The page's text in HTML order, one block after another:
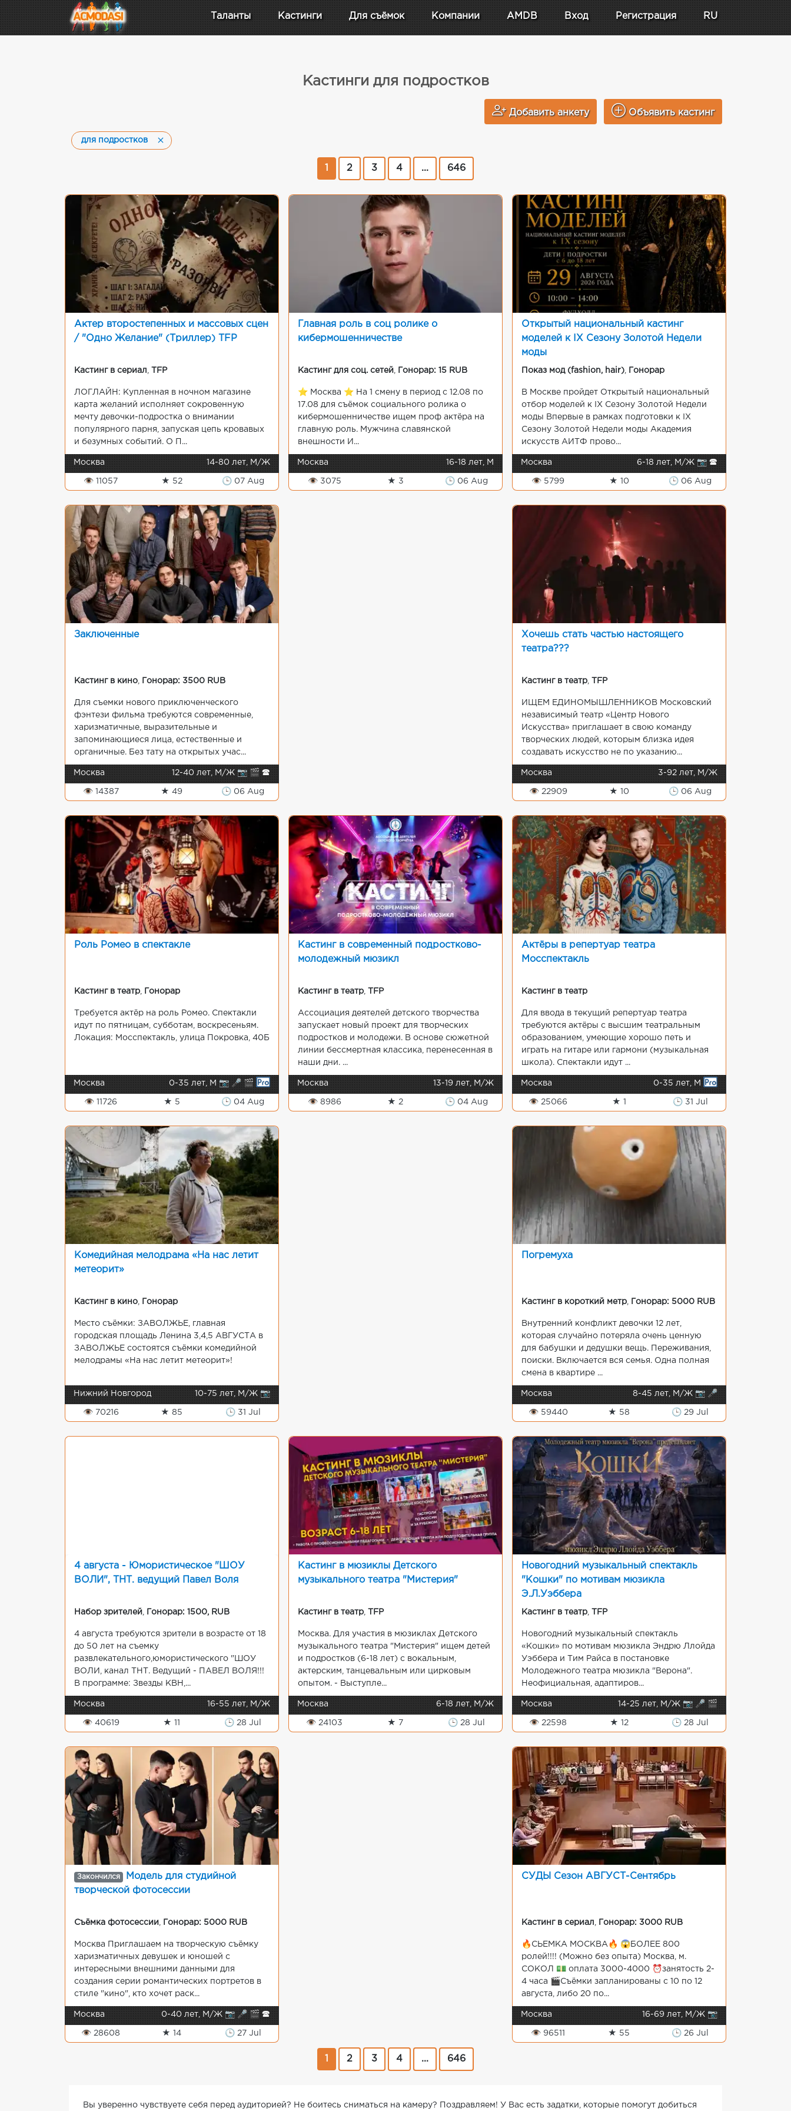
Таланты Кастинги Для съёмок Компании AMDB Вход Регистрация RU
Кастинги для подростков
Добавить анкету Объявить кастинг
для подростков
2 3 4 ... 646
Актер второстепенных и массовых сцен
/ "Одно Желание" (Триллер) TFP
Кастинг в сериал TFP
ЛОГЛАЙН: Купленная в ночном магазине
карта желаний исполняет сокровенную
мечту девочки-подростка о внимании
популярного парня, запуская цепь кровавых
и безумных событий. О П...
Москва 14-80 лет, М/Ж
👁 11057 ★ 52 🕒 07 Aug
Главная роль в соц ролике о
кибермошенничестве
Кастинг для соц. сетей Гонорар: 15 RUB
⭐️ Москва ⭐️ На 1 смену в период с 12.08 по
17.08 для съёмок социального ролика о
кибермошенничестве ищем проф актёра на
главную роль. Мужчина славянской
внешности И...
Москва 16-18 лет, М
👁 3075 ★ 3 🕒 06 Aug
Открытый национальный кастинг
моделей к IX Сезону Золотой Недели
моды
Показ мод (fashion, hair) Гонорар
В Москве пройдет Открытый национальный
отбор моделей к IX Сезону Золотой Недели
моды Впервые в рамках подготовки к IX
Сезону Золотой Недели моды Академия
искусств АИТФ прово...
Москва 6-18 лет, М/Ж 📷 🕿
👁 5799 ★ 10 🕒 06 Aug
Заключенные
Кастинг в кино Гонорар: 3500 RUB
Для съемки нового приключенческого
фэнтези фильма требуются современные,
харизматичные, выразительные и
запоминающиеся лица, естественные и
органичные. Без тату на открытых учас...
Москва 12-40 лет, М/Ж 📷 🎬 🕿
👁 14387 ★ 49 🕒 06 Aug
Хочешь стать частью настоящего
театра???
Кастинг в театр TFP
ИЩЕМ ЕДИНОМЫШЛЕННИКОВ Московский
независимый театр «Центр Нового
Искусства» приглашает в свою команду
творческих людей, которым близка идея
создавать искусство не по указанию...
Москва 3-92 лет, М/Ж
👁 22909 ★ 10 🕒 06 Aug
Роль Ромео в спектакле
Кастинг в театр Гонорар
Требуется актёр на роль Ромео. Спектакли
идут по пятницам, субботам, воскресеньям.
Локация: Мосспектакль, улица Покровка, 40Б
Москва 0-35 лет, М 📷 🎤 🎬
👁 11726 ★ 5 🕒 04 Aug
Кастинг в современный подростково-
молодежный мюзикл
Кастинг в театр TFP
Ассоциация деятелей детского творчества
запускает новый проект для творческих
подростков и молодежи. В основе сюжетной
линии бессмертная классика, перенесенная в
наши дни. ...
Москва 13-19 лет, М/Ж
👁 8986 ★ 2 🕒 04 Aug
Актёры в репертуар театра
Мосспектакль
Кастинг в театр
Для ввода в текущий репертуар театра
требуются актёры с высшим театральным
образованием, умеющие хорошо петь и
играть на гитаре или гармони (музыкальная
школа). Спектакли идут ...
Москва 0-35 лет, М
👁 25066 ★ 1 🕒 31 Jul
Комедийная мелодрама «На нас летит
метеорит»
Кастинг в кино Гонорар
Место съёмки: ЗАВОЛЖЬЕ, главная
городская площадь Ленина 3,4,5 АВГУСТА в
ЗАВОЛЖЬЕ состоятся съёмки комедийной
мелодрамы «На нас летит метеорит»!
Нижний Новгород 10-75 лет, М/Ж 📷
👁 70216 ★ 85 🕒 31 Jul
Погремуха
Кастинг в короткий метр Гонорар: 5000 RUB
Внутренний конфликт девочки 12 лет,
которая случайно потеряла очень ценную
для бабушки и дедушки вещь. Переживания,
поиски. Включается вся семья. Одна полная
смена в квартире ...
Москва 8-45 лет, М/Ж 📷 🎤
👁 59440 ★ 58 🕒 29 Jul
4 августа - Юмористическое "ШОУ
ВОЛИ", ТНТ. ведущий Павел Воля
Набор зрителей Гонорар: 1500, RUB
4 августа требуются зрители в возрасте от 18
до 50 лет на съемку
развлекательного,юмористического "ШОУ
ВОЛИ, канал ТНТ. Ведущий - ПАВЕЛ ВОЛЯ!!!
В программе: Звезды КВН,...
Москва 16-55 лет, М/Ж
👁 40619 ★ 11 🕒 28 Jul
Кастинг в мюзиклы Детского
музыкального театра "Мистерия"
Кастинг в театр TFP
Москва. Для участия в мюзиклах Детского
музыкального театра "Мистерия" ищем детей
и подростков (6-18 лет) с вокальным,
актерским, танцевальным или цирковым
опытом. - Выступле...
Москва 6-18 лет, М/Ж
👁 24103 ★ 7 🕒 28 Jul
Новогодний музыкальный спектакль
"Кошки" по мотивам мюзикла
Э.Л.Уэббера
Кастинг в театр TFP
Новогодний музыкальный спектакль
«Кошки» по мотивам мюзикла Эндрю Ллойда
Уэббера и Тим Райса в постановке
Молодежного театра мюзикла "Верона".
Неофициальная, адаптиров...
Москва 14-25 лет, М/Ж 📷 🎤 🎬
👁 22598 ★ 12 🕒 28 Jul
Закончился
Модель для студийной
творческой фотосессии
Съёмка фотосессии Гонорар: 5000 RUB
Москва Приглашаем на творческую съёмку
харизматичных девушек и юношей с
интересными внешними данными для
создания серии романтических портретов в
стиле "кино", кто хочет раск...
Москва 0-40 лет, М/Ж 📷 🎤 🎬 🕿
👁 28608 ★ 14 🕒 27 Jul
СУДЫ Сезон АВГУСТ-Сентябрь
Кастинг в сериал Гонорар: 3000 RUB
🔥СЬЕМКА МОСКВА🔥 😱БОЛЕЕ 800
ролей!!!! (Можно без опыта) Москва, м.
СОКОЛ 💵 оплата 3000-4000 ⏰занятость 2-
4 часа 🎬Съёмки запланированы с 10 по 12
августа, либо 20 по...
Москва 16-69 лет, М/Ж 📷
👁 96511 ★ 55 🕒 26 Jul
2 3 4 ... 646
Вы уверенно чувствуете себя перед аудиторией? Не боитесь сниматься на камеру? Поздравляем! У Вас есть задатки, которые помогут добиться